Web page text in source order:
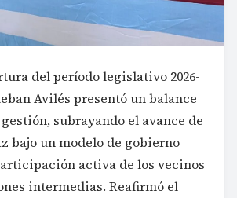
del período legislativo 2026-
Avilés presentó un balance
subrayando el avance de
bajo un modelo de gobierno
activa de los vecinos
intermedias. Reafirmó el